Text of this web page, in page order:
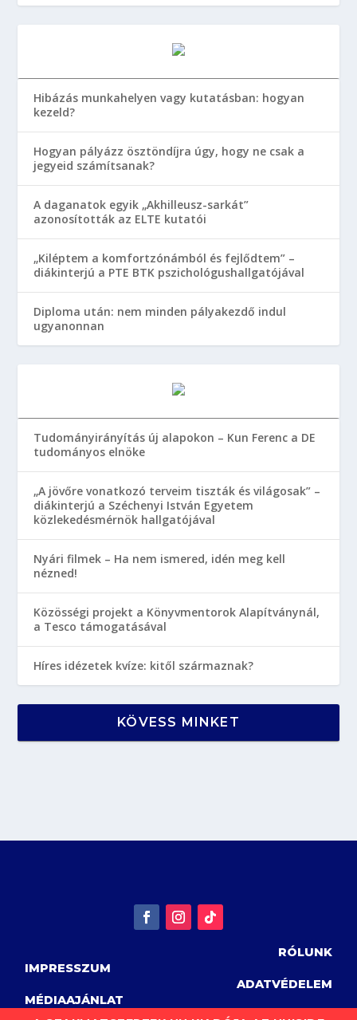
Hibázás munkahelyen vagy kutatásban: hogyan
kezeld?
Hogyan pályázz ösztöndíjra úgy, hogy ne csak a
jegyeid számítsanak?
A daganatok egyik „Akhilleusz-sarkát”
azonosították az ELTE kutatói
„Kiléptem a komfortzónámból és fejlődtem” –
diákinterjú a PTE BTK pszichológushallgatójával
Diploma után: nem minden pályakezdő indul
ugyanonnan
Tudományirányítás új alapokon – Kun Ferenc a DE
tudományos elnöke
„A jövőre vonatkozó terveim tiszták és világosak” –
diákinterjú a Széchenyi István Egyetem
közlekedésmérnök hallgatójával
Nyári filmek – Ha nem ismered, idén meg kell
nézned!
Közösségi projekt a Könyvmentorok Alapítványnál,
a Tesco támogatásával
Híres idézetek kvíze: kitől származnak?
KÖVESS MINKET
RÓLUNK
IMPRESSZUM
ADATVÉDELEM
MÉDIAAJÁNLAT